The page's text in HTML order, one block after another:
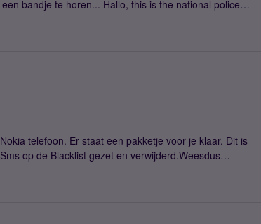
bandje te horen... Hallo, this is the national police
een klap voor het zelfvertrouwen en vertrouwen als je
en emotioneel.Wees
telefoon. Er staat een pakketje voor je klaar. Dit is
op de Blacklist gezet en verwijderd.Weesdus
Klik niet op een vreemde link. Blokkeer en verwijder.En